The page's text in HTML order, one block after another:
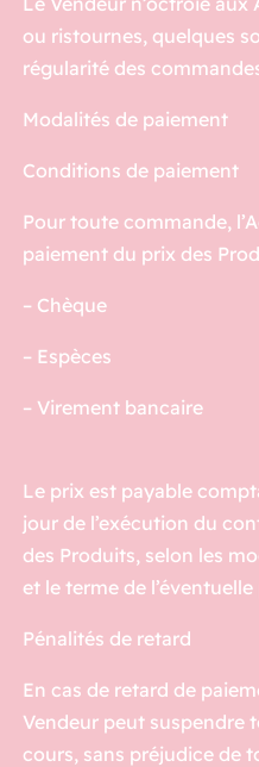
ou ristournes, quelques
régularité des
Modalités de paiement
Conditions de paiement
Pour toute commande,
paiement du prix des
– Chèque
– Espèces
– Virement bancaire
Le prix est payable
jour de l’exécution du
des Produits, selon les
et le terme de
Pénalités de retard
En cas de retard de
Vendeur peut suspendre
cours, sans préjudice de